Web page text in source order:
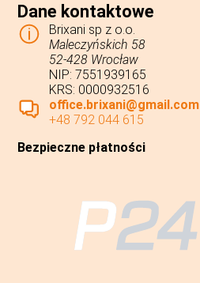
Dane kontaktowe
Brixani sp z o.o.
Maleczyńskich 58
52-428 Wrocław
NIP: 7551939165
KRS: 0000932516
office.brixani@gmail.com
+48 792 044 615
Bezpieczne płatności